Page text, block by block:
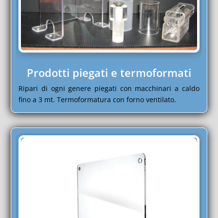
Prodotti piegati e termoformati
Ripari di ogni genere piegati con macchinari a caldo
fino a 3 mt. Termoformatura con forno ventilato.